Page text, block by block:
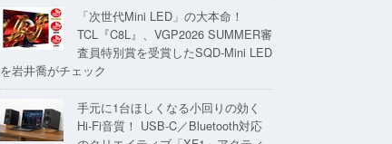
「次世代Mini LED」の大本命！
TCL『C8L』、VGP2026 SUMMER審
査員特別賞を受賞したSQD-Mini LED
を岩井喬がチェック
手元に1台ほしくなる小回りの効く
Hi-Fi音質！ USB-C／Bluetooth対応